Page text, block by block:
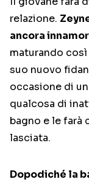
relazione.
ancora
maturando
suo nuovo
occasione di
qualcosa di
bagno e le farà
lasciata.
Dopodiché la